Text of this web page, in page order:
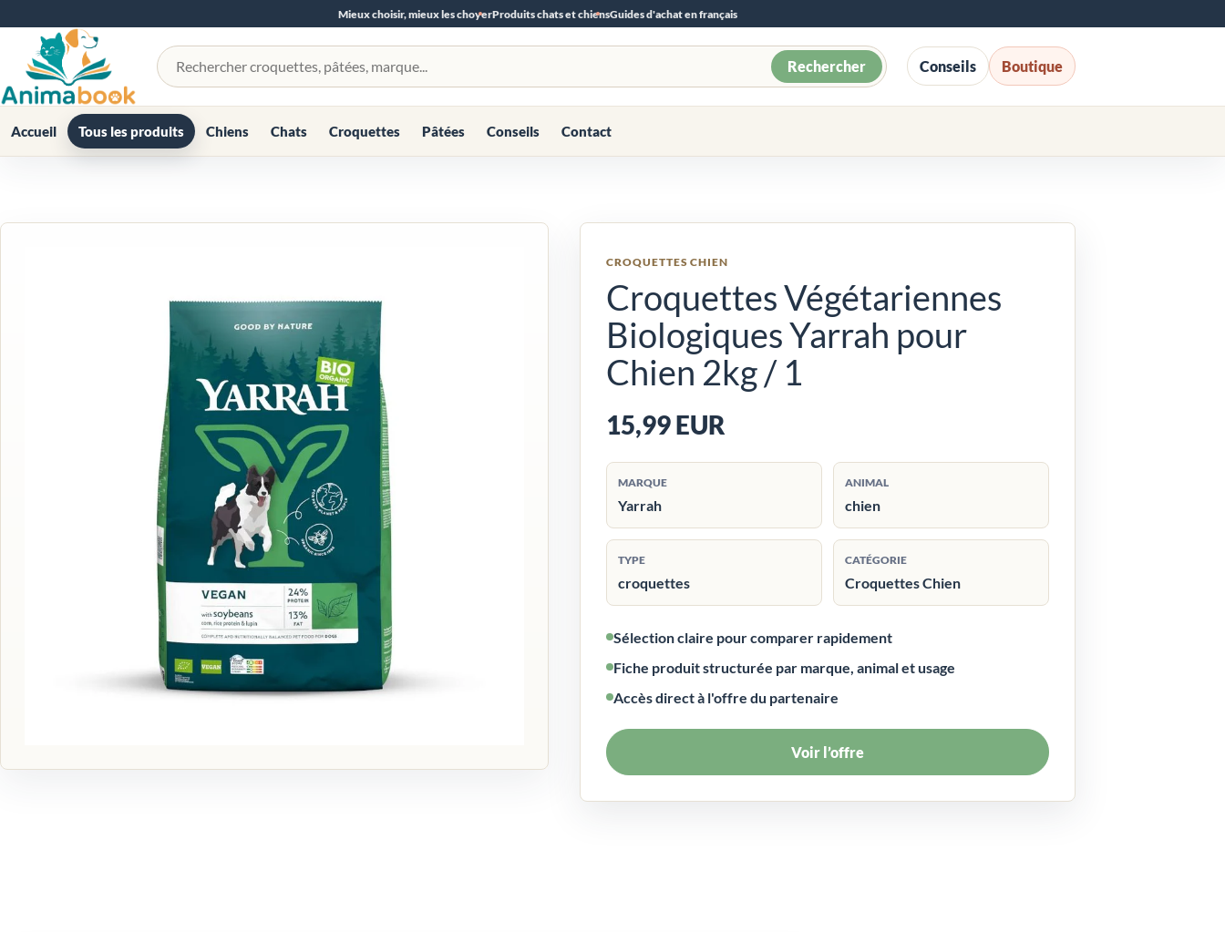
Mieux choisir, mieux les choyerProduits chats et chiensGuides d'achat en français
Rechercher un produit Rechercher Conseils Boutique
Accueil Tous les produits Chiens Chats Croquettes Pâtées Conseils Contact
CROQUETTES CHIEN
Croquettes Végétariennes
Biologiques Yarrah pour
Chien 2kg / 1
15,99 EUR
MARQUE
Yarrah
ANIMAL
chien
TYPE
croquettes
CATÉGORIE
Croquettes Chien
Sélection claire pour comparer rapidement
Fiche produit structurée par marque, animal et usage
Accès direct à l'offre du partenaire
Voir l’offre